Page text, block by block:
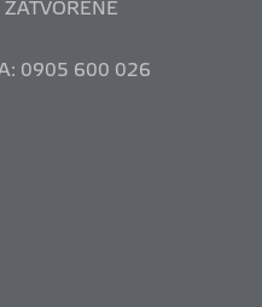
ZATVORENÉ
0905 600 026